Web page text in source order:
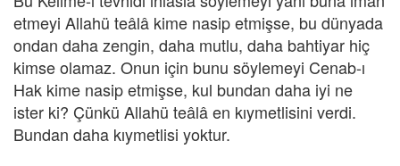
etmeyi Allahü teâlâ kime nasip etmişse, bu dünyada
ondan daha zengin, daha mutlu, daha bahtiyar hiç
kimse olamaz. Onun için bunu söylemeyi Cenab-ı
Hak kime nasip etmişse, kul bundan daha iyi ne
ister ki? Çünkü Allahü teâlâ en kıymetlisini verdi.
Bundan daha kıymetlisi yoktur.